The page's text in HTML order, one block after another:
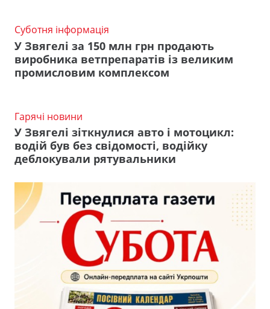
Суботня інформація
У Звягелі за 150 млн грн продають
виробника ветпрепаратів із великим
промисловим комплексом
Гарячі новини
У Звягелі зіткнулися авто і мотоцикл:
водій був без свідомості, водійку
деблокували рятувальники